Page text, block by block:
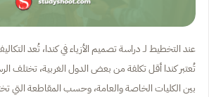
عند التخطيط لـ دراسة تصميم الأزياء في كندا، تُعد
تُعتبر كندا أقل تكلفة من بعض الدول الغربية، تختلف
بين الكليات الخاصة والعامة، وحسب المقاطعة التي